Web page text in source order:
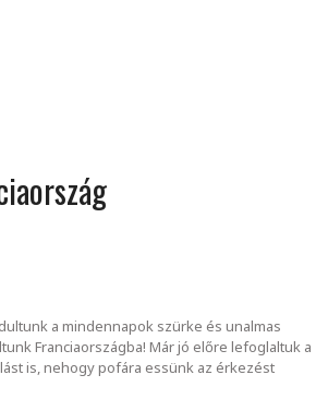
a mindennapok szürke és unalmas
Franciaországba! Már jó előre lefoglaltuk a
is, nehogy pofára essünk az érkezést